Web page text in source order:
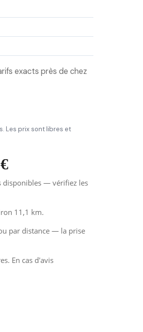
exacts près de chez
Les prix sont libres et
disponibles — vérifiez les
11,1 km.
par distance — la prise
En cas d'avis